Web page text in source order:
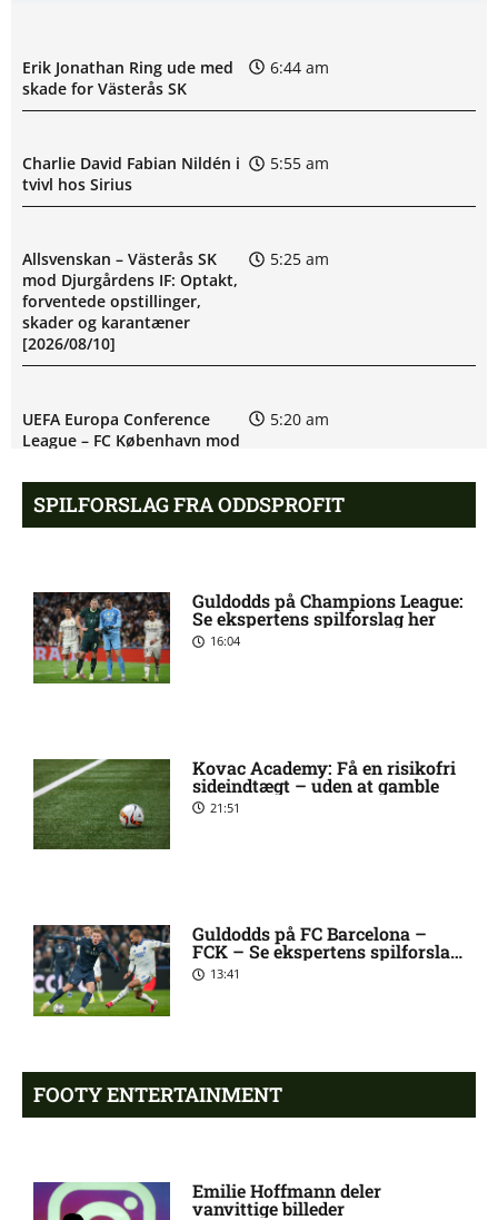
Erik Jonathan Ring ude med
skade for Västerås SK
6:44 am
Charlie David Fabian Nildén i
tvivl hos Sirius
5:55 am
Allsvenskan – Västerås SK
mod Djurgårdens IF: Optakt,
forventede opstillinger,
skader og karantæner
[2026/08/10]
5:25 am
UEFA Europa Conference
League – FC København mod
forventede opstillinger
[2026/08/12]
5:20 am
tvivl hos Sirius
Rangers afviser gigantbud på
Ajax-profil bekræfter: I dialog
med PSG
8:38 pm
skader og karantæner
[2026/08/10]
Tvivl om Halldor Østervold
6:52 pm
SPILFORSLAG FRA ODDSPROFIT
Guldodds på Champions League:
Se ekspertens spilforslag her
16:04
Kovac Academy: Få en risikofri
sideindtægt – uden at gamble
21:51
Guldodds på FC Barcelona –
FCK – Se ekspertens spilforslag
her13:41
FOOTY ENTERTAINMENT
Emilie Hoffmann deler
vanvittige billeder